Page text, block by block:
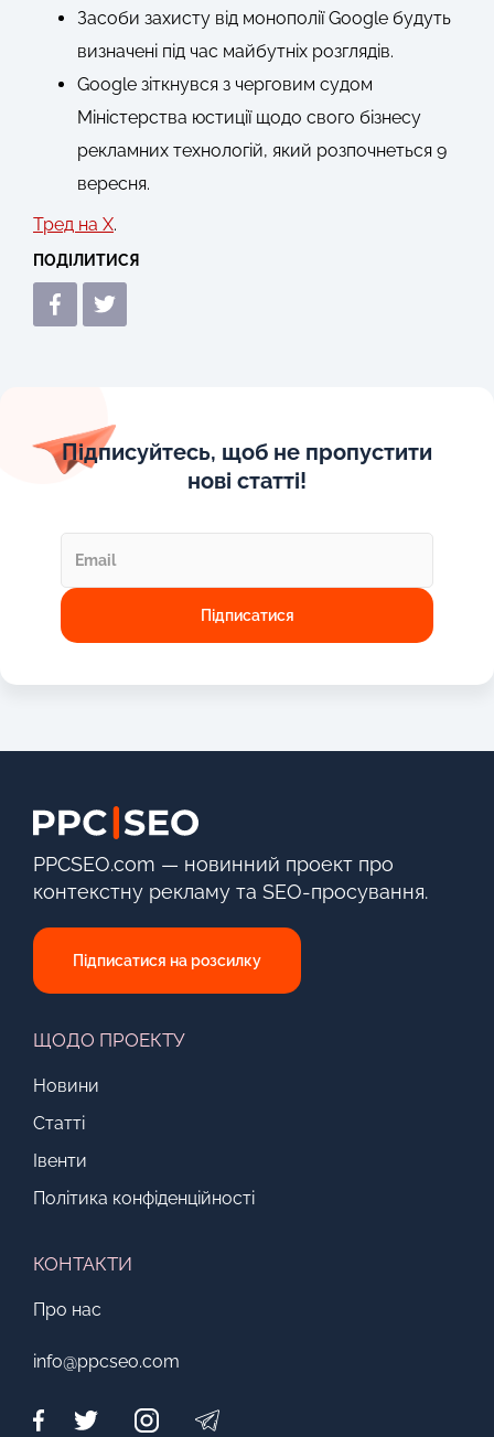
Засоби захисту від монополії Google будуть
визначені під час майбутніх розглядів.
Google зіткнувся з черговим судом
Міністерства юстиції щодо свого бізнесу
рекламних технологій, який розпочнеться 9
вересня.
Тред на X.
ПОДІЛИТИСЯ
Підписуйтесь, щоб не пропустити
нові статті!
PPCSEO.com — новинний проект про
контекстну рекламу та SEO-просування.
Підписатися на розсилку
ЩОДО ПРОЕКТУ
Новини
Статті
Івенти
Політика конфіденційності
КОНТАКТИ
Про нас
info@ppcseo.com